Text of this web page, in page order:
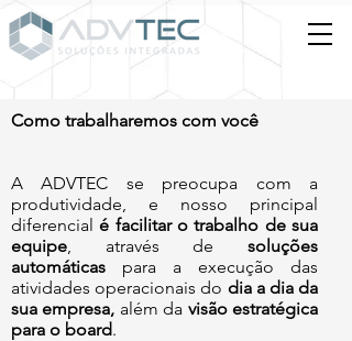
Como trabalharemos com você
A ADVTEC se preocupa com a
produtividade, e nosso principal
diferencialé facilitar o trabalho de sua
equipe, através de soluções
automáticas para a execução das
atividades operacionais do dia a dia da
sua empresa, além da visão estratégica
para o board.